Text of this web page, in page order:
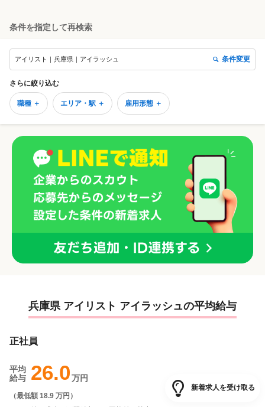
条件を指定して再検索
アイリスト｜兵庫県｜アイラッシュ 条件変更
さらに絞り込む
職種 ＋ エリア・駅 ＋ 雇用形態 ＋
兵庫県 アイリスト アイラッシュの平均給与
正社員
平均
給与 26.0万円
（最低額 18.9 万円 ）
新着求人を受け取る